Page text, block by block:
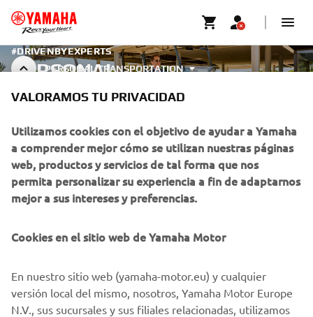
PERSONAL TRANSPORTATION
#DRIVENBYEXPERTS
PERSONAL
TRANSPORTATION -
CORPORATIVO
AYUDA
VALORAMOS TU PRIVACIDAD
Utilizamos cookies con el objetivo de ayudar a Yamaha
a comprender mejor cómo se utilizan nuestras páginas
web, productos y servicios de tal forma que nos
permita personalizar su experiencia a fin de adaptarnos
mejor a sus intereses y preferencias.
Cookies en el sitio web de Yamaha Motor
En nuestro sitio web (yamaha-motor.eu) y cualquier
versión local del mismo, nosotros, Yamaha Motor Europe
N.V., sus sucursales y sus filiales relacionadas, utilizamos